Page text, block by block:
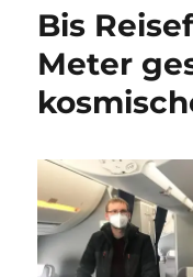
Bis
Meter